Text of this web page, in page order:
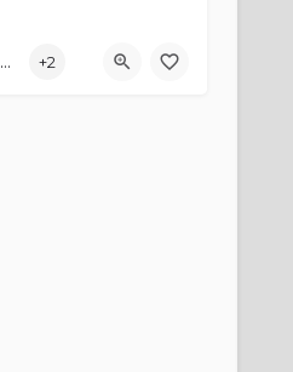
Транспорт и Автомобили +2